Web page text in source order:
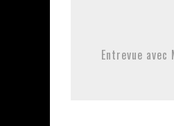
Entrevue